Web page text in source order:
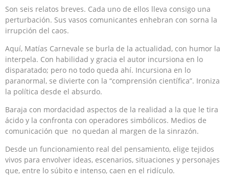
Son seis relatos breves. Cada uno de ellos lleva consigo una
perturbación. Sus vasos comunicantes enhebran con sorna la
irrupción del caos.
Aquí, Matías Carnevale se burla de la actualidad, con humor la
interpela. Con habilidad y gracia el autor incursiona en lo
disparatado; pero no todo queda ahí. Incursiona en lo
paranormal, se divierte con la “comprensión científica”. Ironiza
la política desde el absurdo.
Baraja con mordacidad aspectos de la realidad a la que le tira
ácido y la confronta con operadores simbólicos. Medios de
comunicación que no quedan al margen de la sinrazón.
Desde un funcionamiento real del pensamiento, elige tejidos
vivos para envolver ideas, escenarios, situaciones y personajes
que, entre lo súbito e intenso, caen en el ridículo.